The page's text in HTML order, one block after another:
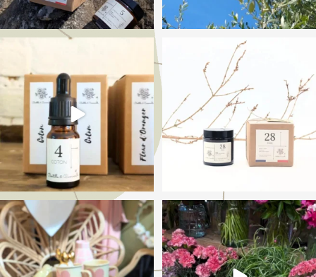
19
[Figue N°28]
Une fragrance parfaite pour
7
Bonne fête Maman 🩷
Avec notre Bougie ...
19 0
✨ Derrière chaque parfum, il y a une histoire,
un
43 0